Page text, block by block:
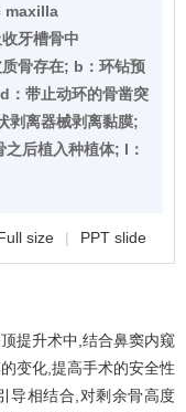
maxilla
牙槽骨中
骨存在; b：环钻预
：带止动环的骨凿突
剥离器械剥离黏膜;
后植入种植体; l：
size | PPT slide
提升术中,结合鼻窦内窥
变化,提高手术的安全性
导相结合,对剩余骨高度